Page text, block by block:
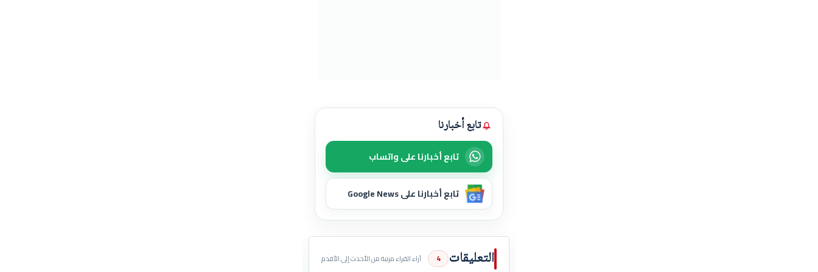
تابع أخبارنا
تابع أخبارنا على واتساب
تابع أخبارنا على Google News
التعليقات 4 آراء القراء مرتبة من الأحدث إلى الأقدم